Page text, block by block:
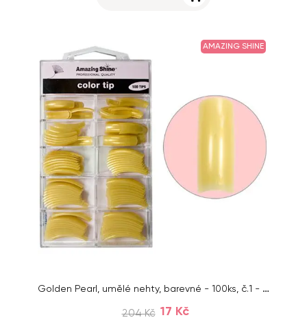
AMAZING SHINE
Golden Pearl, umělé nehty, barevné - 100ks, č.1 - 10
204 Kč 17 Kč